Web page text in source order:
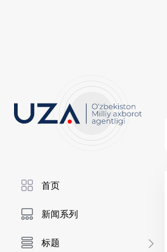
首页
新闻系列
标题